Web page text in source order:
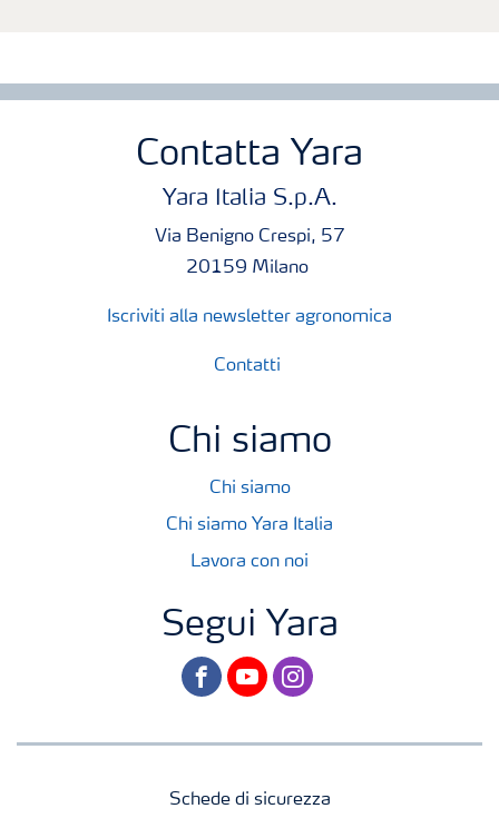
Contatta Yara
Yara Italia S.p.A.
Via Benigno Crespi, 57
20159 Milano
Iscriviti alla newsletter agronomica
Contatti
Chi siamo
Chi siamo
Chi siamo Yara Italia
Lavora con noi
Segui Yara
facebookyoutubeinstagram
Schede di sicurezza